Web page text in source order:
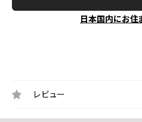
日本国内にお住
レビュー